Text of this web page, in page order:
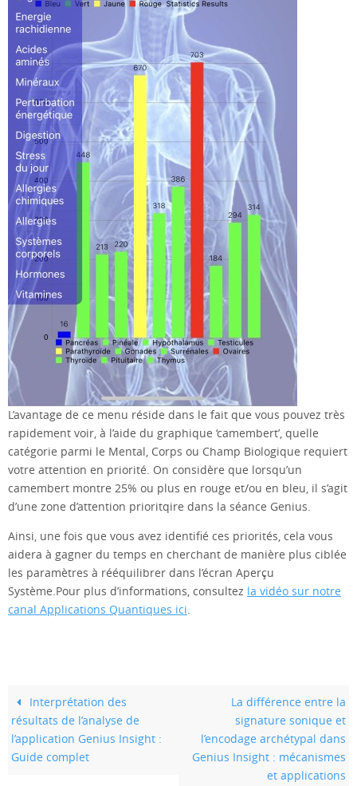
L’avantage de ce menu réside dans le fait que vous pouvez très
rapidement voir, à l’aide du graphique ‘camembert’, quelle
catégorie parmi le Mental, Corps ou Champ Biologique requiert
votre attention en priorité. On considère que lorsqu’un
camembert montre 25% ou plus en rouge et/ou en bleu, il s’agit
d’une zone d’attention prioritqire dans la séance Genius.
Ainsi, une fois que vous avez identifié ces priorités, cela vous
aidera à gagner du temps en cherchant de manière plus ciblée
les paramètres à rééquilibrer dans l’écran Aperçu
Système.Pour plus d’informations, consultez la vidéo sur notre
canal Applications Quantiques ici.
Interprétation des
résultats de l’analyse de
l’application Genius Insight :
Guide complet
La différence entre la
signature sonique et
l’encodage archétypal dans
Genius Insight : mécanismes
et applications